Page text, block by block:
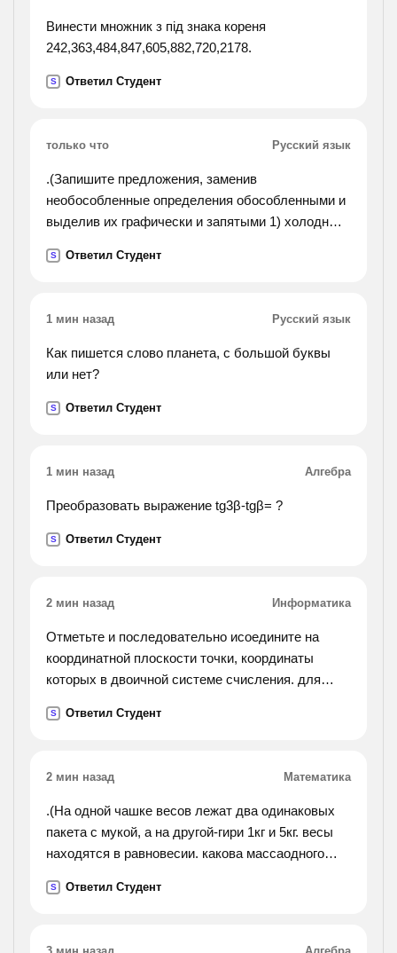
Винести множник з під знака кореня
242,363,484,847,605,882,720,2178.
S Ответил Студент
только что Русский язык
.(Запишите предложения, заменив
необособленные определения обособленными и
выделив их графически и запятыми 1) холодный
S Ответил Студент
1 мин назад Русский язык
Как пишется слово планета, с большой буквы
или нет?
S Ответил Студент
1 мин назад Алгебра
Преобразовать выражение tg3β-tgβ= ?
S Ответил Студент
2 мин назад Информатика
Отметьте и последовательно исоедините на
координатной плоскости точки, координаты
которых в двоичной системе счисления. для
таблицы. № точки двоичный код десятичный код
(1100,110) ? 6 (1100,111) ? 7 (1011,111) ? 8
(1011,10) ? 9 (1001,10) ? 10 (1001,11) ? 11
(1010,11) ? 12 (1010,100) ? 13 (111,100) ? 14
(111,10) ? 15 (101,10) ? 16 (101,11) ? 17 (110,11) ?
(10,1000) ? 22 (10,1001) ? 23 (11,1001) ? 24
S Ответил Студент
2 мин назад Математика
.(На одной чашке весов лежат два одинаковых
пакета с мукой, а на другой-гири 1кг и 5кг. весы
находятся в равновесии. какова массаодного
S Ответил Студент